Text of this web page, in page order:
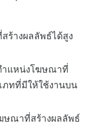
ร้างผลลัพธ์ได้สูง
ำแหน่งโฆษณาที่
ภทที่มีให้ใช้งานบน
ษณาที่สร้างผลลัพธ์